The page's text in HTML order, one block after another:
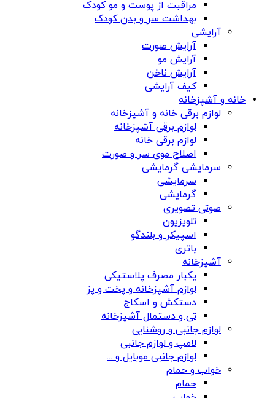
مراقبت از پوست و مو کودک
بهداشت سر و بدن کودک
آرایشی
آرایش صورت
آرایش مو
آرایش ناخن
کیف آرایشی
خانه و آشپزخانه
لوازم برقی خانه و آشپزخانه
لوازم برقی آشپزخانه
لوازم برقی خانه
اصلاح موی سر و صورت
سرمایشی گرمایشی
سرمایشی
گرمایشی
صوتی تصویری
تلویزیون
اسپیکر و بلندگو
باتری
آشپزخانه
یکبار مصرف پلاستیکی
لوازم آشپزخانه و پخت و پز
دستکش و اسکاج
تی و دستمال آشپزخانه
لوازم جانبی و روشنایی
لامپ و لوازم جانبی
لوازم جانبی موبایل و ...
خواب و حمام
حمام